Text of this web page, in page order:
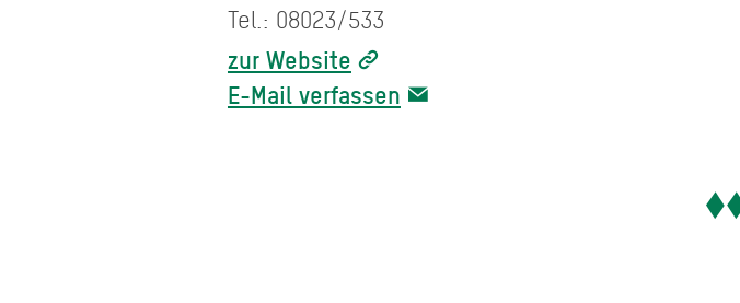
Tel.: 08023/533
zur Website
E-Mail verfassen